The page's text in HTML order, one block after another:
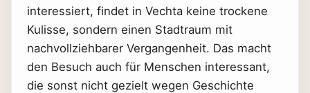
interessiert, findet in Vechta keine trockene
Kulisse, sondern einen Stadtraum mit
nachvollziehbarer Vergangenheit. Das macht
den Besuch auch für Menschen interessant,
die sonst nicht gezielt wegen Geschichte